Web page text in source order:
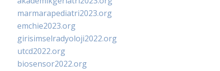
marmarapediatri2023.org
emchie2023.org
girisimselradyoloji2022.org
utcd2022.org
biosensor2022.org